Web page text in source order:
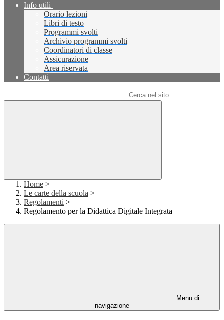
Info utili
Orario lezioni
Libri di testo
Programmi svolti
Archivio programmi svolti
Coordinatori di classe
Assicurazione
Area riservata
Contatti
Home >
Le carte della scuola >
Regolamenti >
Regolamento per la Didattica Digitale Integrata
Menu di
navigazione